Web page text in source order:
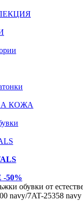
КОЖА
-50%
обувки от
navy/7AT-25358 navy